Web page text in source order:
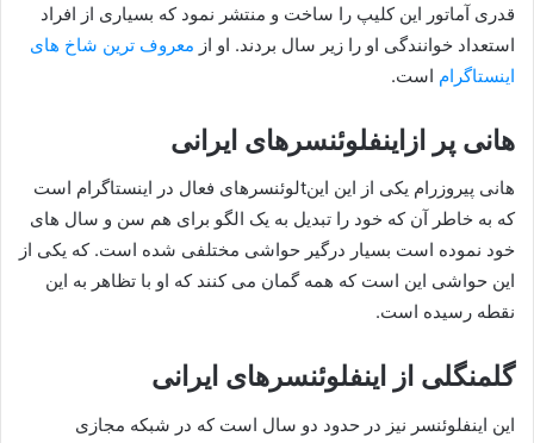
قدری آماتور این کلیپ را ساخت و منتشر نمود که بسیاری از افراد
استعداد خوانندگی او را زیر سال بردند‌. او از معروف ترین شاخ های
اینستاگرام است.
هانی پر ازاینفلوئنسرهای ایرانی
هانی پیروزرام یکی از این اینtلوئنسرهای فعال در اینستاگرام است
که به خاطر آن که خود را تبدیل به یک الگو برای هم سن و سال های
خود نموده است بسیار درگیر حواشی مختلفی شده است. که یکی از
این حواشی این است که همه گمان می کنند که او با تظاهر به این
نقطه رسیده است.
گلمنگلی از اینفلوئنسرهای ایرانی
این اینفلوئنسر نیز در حدود دو سال است که در شبکه مجازی